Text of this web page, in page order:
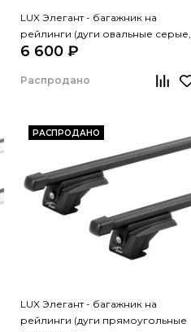
LUX Элегант - багажник на
рейлинги (дуги овальные серые,
1,3м)
6 600 ₽
Распродано
РАСПРОДАНО
LUX Элегант - багажник на
рейлинги (дуги прямоугольные